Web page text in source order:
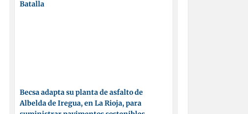
Batalla
Becsa adapta su planta de asfalto de
Albelda de Iregua, en La Rioja, para